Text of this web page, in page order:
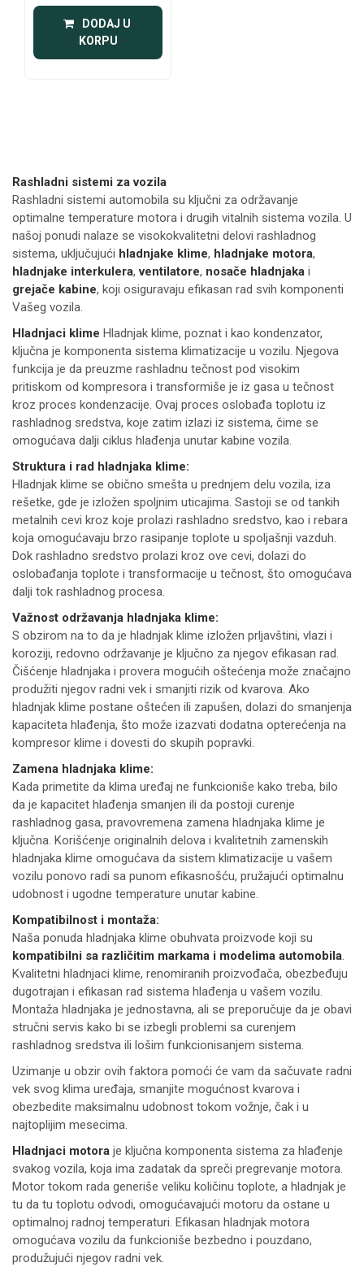
DODAJ U
KORPU
Rashladni sistemi za vozila
Rashladni sistemi automobila su ključni za održavanje
optimalne temperature motora i drugih vitalnih sistema vozila. U
našoj ponudi nalaze se visokokvalitetni delovi rashladnog
sistema, uključujući hladnjake klime, hladnjake motora,
hladnjake interkulera,ventilatore, nosače hladnjaka i
grejače kabine, koji osiguravaju efikasan rad svih komponenti
Vašeg vozila.
Hladnjaci klime Hladnjak klime, poznat i kao kondenzator,
ključna je komponenta sistema klimatizacije u vozilu. Njegova
funkcija je da preuzme rashladnu tečnost pod visokim
pritiskom od kompresora i transformiše je iz gasa u tečnost
kroz proces kondenzacije. Ovaj proces oslobađa toplotu iz
rashladnog sredstva, koje zatim izlazi iz sistema, čime se
omogućava dalji ciklus hlađenja unutar kabine vozila.
Struktura i rad hladnjaka klime:
Hladnjak klime se obično smešta u prednjem delu vozila, iza
rešetke, gde je izložen spoljnim uticajima. Sastoji se od tankih
metalnih cevi kroz koje prolazi rashladno sredstvo, kao i rebara
koja omogućavaju brzo rasipanje toplote u spoljašnji vazduh.
Dok rashladno sredstvo prolazi kroz ove cevi, dolazi do
oslobađanja toplote i transformacije u tečnost, što omogućava
dalji tok rashladnog procesa.
Važnost održavanja hladnjaka klime:
S obzirom na to da je hladnjak klime izložen prljavštini, vlazi i
koroziji, redovno održavanje je ključno za njegov efikasan rad.
Čišćenje hladnjaka i provera mogućih oštećenja može značajno
produžiti njegov radni vek i smanjiti rizik od kvarova. Ako
hladnjak klime postane oštećen ili zapušen, dolazi do smanjenja
kapaciteta hlađenja, što može izazvati dodatna opterećenja na
kompresor klime i dovesti do skupih popravki.
Zamena hladnjaka klime:
Kada primetite da klima uređaj ne funkcioniše kako treba, bilo
da je kapacitet hlađenja smanjen ili da postoji curenje
rashladnog gasa, pravovremena zamena hladnjaka klime je
ključna. Korišćenje originalnih delova i kvalitetnih zamenskih
hladnjaka klime omogućava da sistem klimatizacije u vašem
vozilu ponovo radi sa punom efikasnošću, pružajući optimalnu
udobnost i ugodne temperature unutar kabine.
Kompatibilnost i montaža:
Naša ponuda hladnjaka klime obuhvata proizvode koji su
kompatibilni sa različitim markama i modelima automobila.
Kvalitetni hladnjaci klime, renomiranih proizvođača, obezbeđuju
dugotrajan i efikasan rad sistema hlađenja u vašem vozilu.
Montaža hladnjaka je jednostavna, ali se preporučuje da je obavi
stručni servis kako bi se izbegli problemi sa curenjem
rashladnog sredstva ili lošim funkcionisanjem sistema.
Uzimanje u obzir ovih faktora pomoći će vam da sačuvate radni
vek svog klima uređaja, smanjite mogućnost kvarova i
obezbedite maksimalnu udobnost tokom vožnje, čak i u
najtoplijim mesecima.
Hladnjaci motora je ključna komponenta sistema za hlađenje
svakog vozila, koja ima zadatak da spreči pregrevanje motora.
Motor tokom rada generiše veliku količinu toplote, a hladnjak je
tu da tu toplotu odvodi, omogućavajući motoru da ostane u
optimalnoj radnoj temperaturi. Efikasan hladnjak motora
omogućava vozilu da funkcioniše bezbedno i pouzdano,
produžujući njegov radni vek.